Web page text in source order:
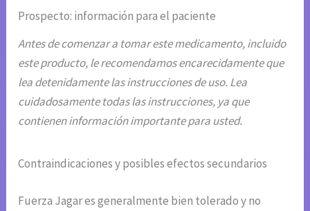
Prospecto: información para el paciente
Antes de comenzar a tomar este medicamento, incluido
este producto, le recomendamos encarecidamente que
lea detenidamente las instrucciones de uso. Lea
cuidadosamente todas las instrucciones, ya que
contienen información importante para usted.
Contraindicaciones y posibles efectos secundarios
Fuerza Jagar es generalmente bien tolerado y no